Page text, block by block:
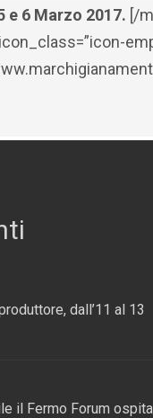
e 6 Marzo 2017. [/
dall’11 al 13
il Fermo Forum ospita